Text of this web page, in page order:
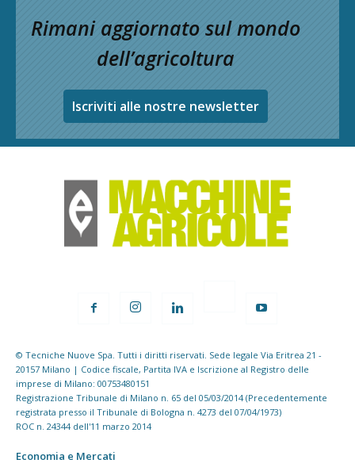
Rimani aggiornato sul mondo
dell’agricoltura
Iscriviti alle nostre newsletter
© Tecniche Nuove Spa. Tutti i diritti riservati. Sede legale Via Eritrea 21 -
20157 Milano | Codice fiscale, Partita IVA e Iscrizione al Registro delle
imprese di Milano: 00753480151
Registrazione Tribunale di Milano n. 65 del 05/03/2014 (Precedentemente
registrata presso il Tribunale di Bologna n. 4273 del 07/04/1973)
ROC n. 24344 dell'11 marzo 2014
Economia e Mercati